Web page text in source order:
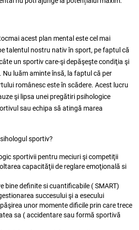
acest plan mental este cel mai
talentul nostru nativ în sport, pe faptul că
un sportiv care-şi depăşeşte condiţia şi
luăm aminte însă, la faptul că per
românesc este în scădere. Acest lucru
şi lipsa unei pregătiri psihologice
sau echipa să atingă marea
sportiv?
sportivii pentru meciuri şi competiţii
capacităţii de reglare emoţională si
bine definite si cuantificabile ( SMART)
succesului şi a esecului
unor momente dificile prin care trece
sa ( accidentare sau formă sportivă